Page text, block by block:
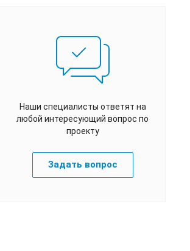
Наши специалисты ответят на
любой интересующий вопрос по
проекту
Задать вопрос